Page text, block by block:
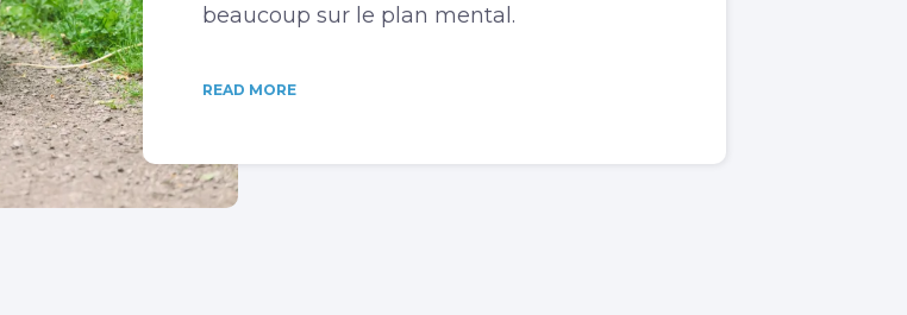
beaucoup sur le plan mental.
READ MORE